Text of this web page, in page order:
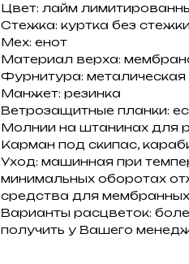
Цвет: лайм
Стежка: куртка без
Мех: енот
Материал верха:
Фурнитура: металическая
Манжет: резинка
Ветрозащитные планки:
Молнии на штанинах для
Карман под скипас,
Уход: машинная при
минимальных оборотах
средства для мембранных
Варианты расцветок:
получить у Вашего